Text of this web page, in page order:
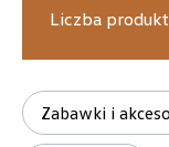
Liczba
Zabawki i
Pokaż na stronie